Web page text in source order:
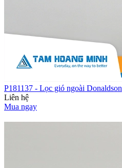
P181137 - Lọc gió ngoài Donaldson
Liên hệ
Mua ngay